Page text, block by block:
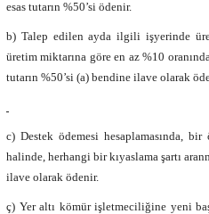
esas tutarın %50’si ödenir.
b) Talep edilen ayda ilgili işyerinde
üretim miktarına göre en az %10
tutarın %50’si (a) bendine ilave olarak
c) Destek ödemesi hesaplamasında,
halinde, herhangi bir kıyaslama şartı
ilave olarak ödenir.
ç) Yer altı kömür işletmeciliğine yeni